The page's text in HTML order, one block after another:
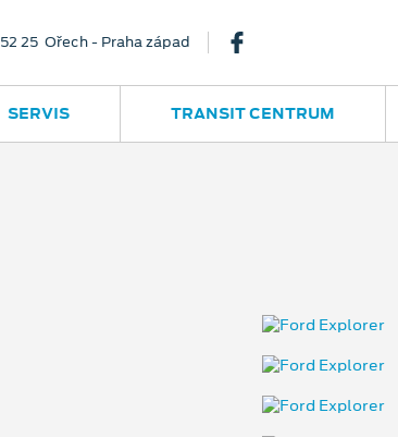
25 Ořech - Praha západ
SERVIS TRANSIT CENTRUM